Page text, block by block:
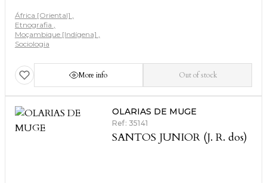
África [Oriental]
Etnografia
Moçambique [Indígena]
Sociologia
More info Out of stock
OLARIAS DE MUGE
Ref: 35141
SANTOS JUNIOR (J. R. dos)